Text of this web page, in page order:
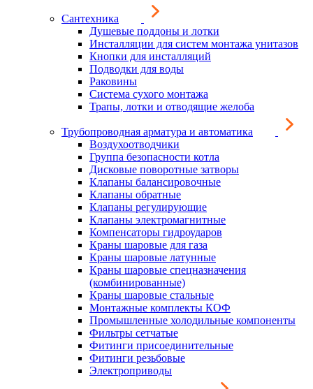
Сантехника
Душевые поддоны и лотки
Инсталляции для систем монтажа унитазов
Кнопки для инсталляций
Подводки для воды
Раковины
Система сухого монтажа
Трапы, лотки и отводящие желоба
Трубопроводная арматура и автоматика
Воздухоотводчики
Группа безопасности котла
Дисковые поворотные затворы
Клапаны балансировочные
Клапаны обратные
Клапаны регулирующие
Клапаны электромагнитные
Компенсаторы гидроударов
Краны шаровые для газа
Краны шаровые латунные
Краны шаровые спецназначения
(комбинированные)
Краны шаровые стальные
Монтажные комплекты КОФ
Промышленные холодильные компоненты
Фильтры сетчатые
Фитинги присоединительные
Фитинги резьбовые
Электроприводы